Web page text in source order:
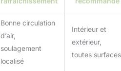
Bonne circulation
d’air,
soulagement
localisé
Intérieur et
extérieur,
toutes surfaces